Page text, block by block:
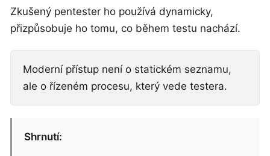
Zkušený pentester ho používá dynamicky,
přizpůsobuje ho tomu, co během testu nachází.
Moderní přístup není o statickém seznamu,
ale o řízeném procesu, který vede testera.
Shrnutí: